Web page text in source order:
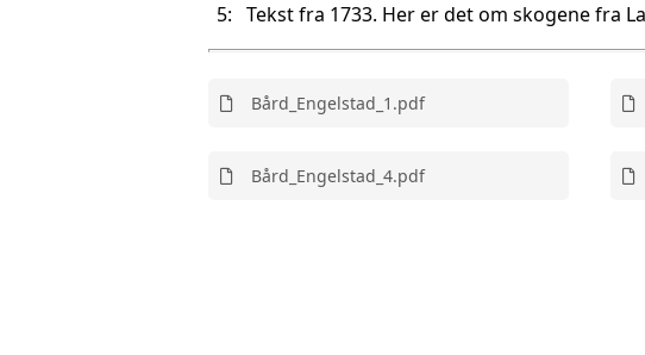
5: Tekst fra 1733. Her er det om skogene fra
Bård_Engelstad_1.pdf
Bård_Engelstad_4.pdf